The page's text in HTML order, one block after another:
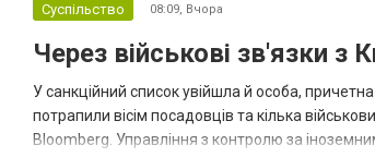
Суспільство 08:09, Вчора
Через військові зв'язки
У санкційний список увійшла й особа,
потрапили вісім посадовців та кілька
Bloomberg. Управління з контролю за